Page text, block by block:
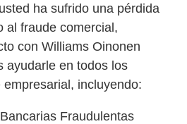
ha sufrido una pérdida
al fraude comercial,
con Williams Oinonen
ayudarle en todos los
incluyendo:
Fraudulentas